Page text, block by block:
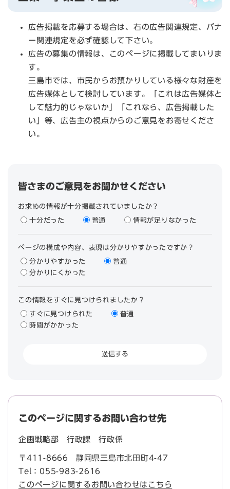
広告掲載を応募する場合は、右の広告関連規定、バナ
ー関連規定を必ず確認して下さい。
広告の募集の情報は、このページに掲載してまいりま
す。
三島市では、市民からお預かりしている様々な財産を
広告媒体として検討しています。「これは広告媒体と
して魅力的じゃないか」「これなら、広告掲載した
い」等、広告主の視点からのご意見をお寄せくださ
い。
皆さまのご意見をお聞かせください
お求めの情報が十分掲載されていましたか？
十分だった 普通 情報が足りなかった
ページの構成や内容、表現は分かりやすかったですか？
分かりやすかった
普通
分かりにくかった
この情報をすぐに見つけられましたか？
すぐに見つけられた
普通
時間がかかった
このページに関するお問い合わせ先
企画戦略部 行政課 行政係
〒411-8666
静岡県三島市北田町4-47
Tel：055-983-2616
このページに関するお問い合わせはこちら